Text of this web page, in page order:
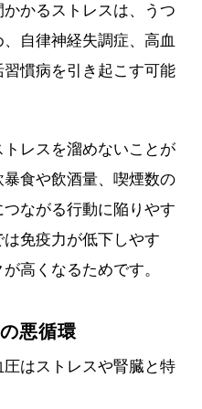
かるストレスは、うつ
自律神経失調症、高血
慣病を引き起こす可能
レスを溜めないことが
食や飲酒量、喫煙数の
ながる行動に陥りやす
免疫力が低下しやす
高くなるためです。
悪循環
はストレスや腎臓と特